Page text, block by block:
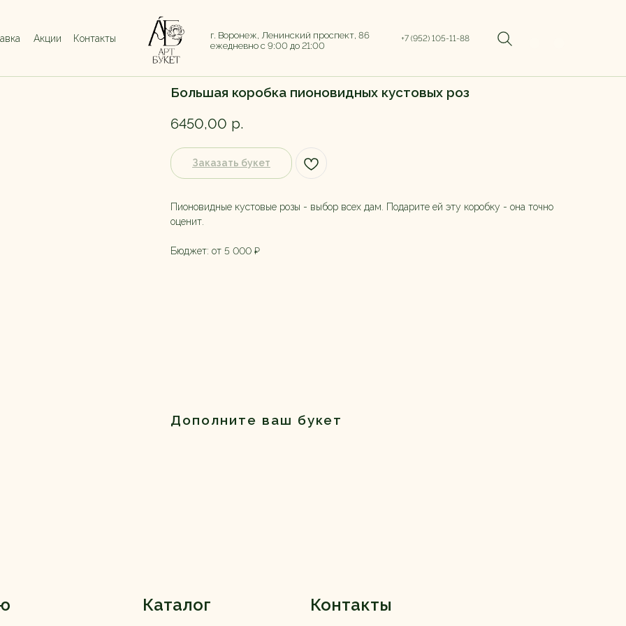
г. Воронеж, Ленинский проспект, 86
ежедневно с 9:00 до 21:00
Акции Контакты +7 (952) 105-11-88
Большая коробка пионовидных кустовых роз
6450,00 р.
Заказать букет
Пионовидные кустовые розы - выбор всех дам. Подарите ей эту коробку - она точно
оценит.
Бюджет: от 5 000 ₽
Дополните ваш букет
Контакты
Каталог